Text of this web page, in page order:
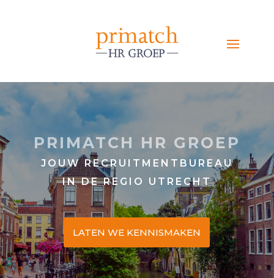
PRIMATCH HR GROEP
JOUW RECRUITMENTBUREAU
IN DE REGIO UTRECHT
LATEN WE KENNISMAKEN